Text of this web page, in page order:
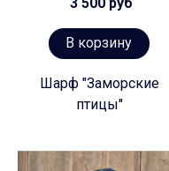
В корзину
Шарф "Заморские
птицы"